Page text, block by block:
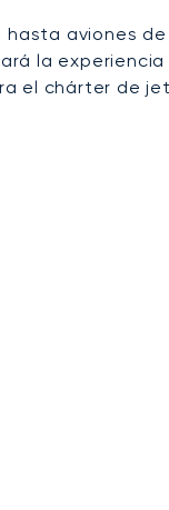
hasta aviones
la experiencia
el chárter de